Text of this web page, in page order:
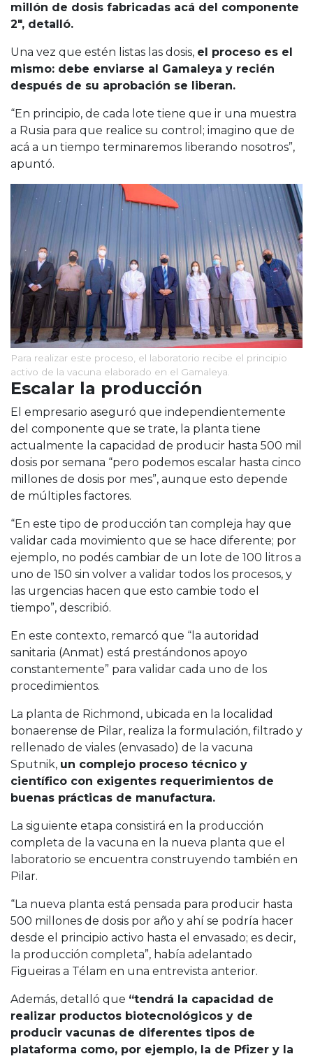
millón de dosis fabricadas acá del componente
2″, detalló.
Una vez que estén listas las dosis, el proceso es el
mismo: debe enviarse al Gamaleya y recién
después de su aprobación se liberan.
“En principio, de cada lote tiene que ir una muestra
a Rusia para que realice su control; imagino que de
acá a un tiempo terminaremos liberando nosotros”,
apuntó.
Para realizar este proceso, el laboratorio recibe el principio
activo de la vacuna elaborado en el Gamaleya.
Escalar la producción
El empresario aseguró que independientemente
del componente que se trate, la planta tiene
actualmente la capacidad de producir hasta 500 mil
dosis por semana “pero podemos escalar hasta cinco
millones de dosis por mes”, aunque esto depende
de múltiples factores.
“En este tipo de producción tan compleja hay que
validar cada movimiento que se hace diferente; por
ejemplo, no podés cambiar de un lote de 100 litros a
uno de 150 sin volver a validar todos los procesos, y
las urgencias hacen que esto cambie todo el
tiempo”, describió.
En este contexto, remarcó que “la autoridad
sanitaria (Anmat) está prestándonos apoyo
constantemente” para validar cada uno de los
procedimientos.
La planta de Richmond, ubicada en la localidad
bonaerense de Pilar, realiza la formulación, filtrado y
rellenado de viales (envasado) de la vacuna
Sputnik, un complejo proceso técnico y
científico con exigentes requerimientos de
buenas prácticas de manufactura.
La siguiente etapa consistirá en la producción
completa de la vacuna en la nueva planta que el
laboratorio se encuentra construyendo también en
Pilar.
“La nueva planta está pensada para producir hasta
500 millones de dosis por año y ahí se podría hacer
desde el principio activo hasta el envasado; es decir,
la producción completa”, había adelantado
Figueiras a Télam en una entrevista anterior.
Además, detalló que “tendrá la capacidad de
realizar productos biotecnológicos y de
producir vacunas de diferentes tipos de
plataforma como, por ejemplo, la de Pfizer y la